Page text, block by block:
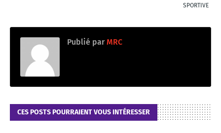
SPORTIVE
Publié par MRC
CES POSTS POURRAIENT VOUS INTÉRESSER